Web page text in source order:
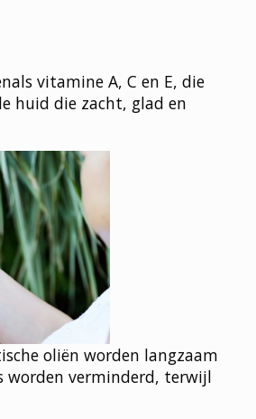
vitamine A, C en E, die
huid die zacht, glad en
oliën worden langzaam
worden verminderd, terwijl